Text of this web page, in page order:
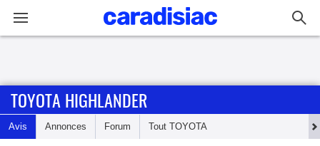
Accueil
Actu
TOYOTA HIGHLANDER
Avis Annonces Forum Tout TOYOTA